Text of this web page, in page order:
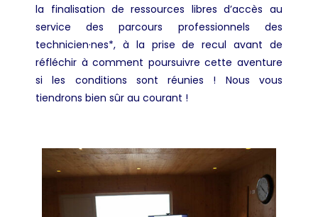
la finalisation de ressources libres d’accès au
service des parcours professionnels des
technicien·nes*, à la prise de recul avant de
réfléchir à comment poursuivre cette aventure
si les conditions sont réunies ! Nous vous
tiendrons bien sûr au courant !